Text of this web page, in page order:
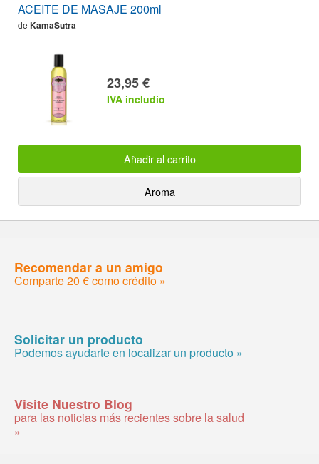
ACEITE DE MASAJE 200ml
de KamaSutra
23,95 €
IVA includio
Añadir al carrito
Aroma
Recomendar a un amigo
Comparte 20 € como crédito »
Solicitar un producto
Podemos ayudarte en localizar un producto »
Visite Nuestro Blog
para las noticias más recientes sobre la salud
»